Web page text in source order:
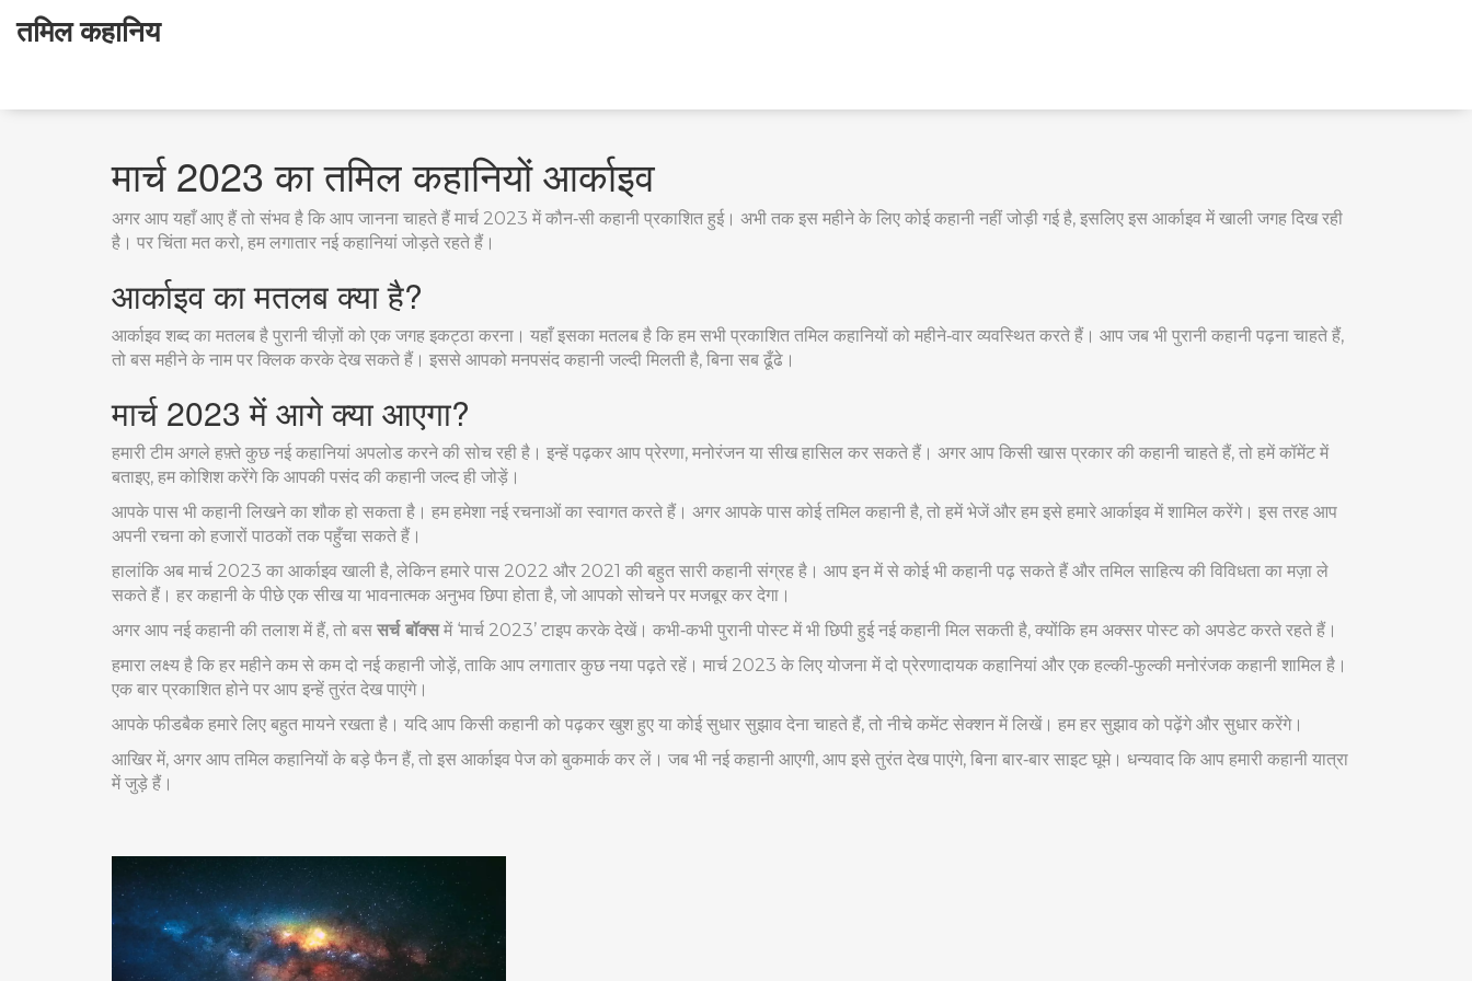
तमिल कहानिय
मार्च 2023 का तमिल कहानियों आर्काइव
अगर आप यहाँ आए हैं तो संभव है कि आप जानना चाहते हैं मार्च 2023 में कौन‑सी कहानी प्रकाशित हुई। अभी तक इस महीने के लिए कोई कहानी नहीं जोड़ी गई है, इसलिए इस आर्काइव में खाली जगह दिख रही
है। पर चिंता मत करो, हम लगातार नई कहानियां जोड़ते रहते हैं।
आर्काइव का मतलब क्या है?
आर्काइव शब्द का मतलब है पुरानी चीज़ों को एक जगह इकट्ठा करना। यहाँ इसका मतलब है कि हम सभी प्रकाशित तमिल कहानियों को महीने‑वार व्यवस्थित करते हैं। आप जब भी पुरानी कहानी पढ़ना चाहते हैं,
तो बस महीने के नाम पर क्लिक करके देख सकते हैं। इससे आपको मनपसंद कहानी जल्दी मिलती है, बिना सब ढूँढे।
मार्च 2023 में आगे क्या आएगा?
हमारी टीम अगले हफ़्ते कुछ नई कहानियां अपलोड करने की सोच रही है। इन्हें पढ़कर आप प्रेरणा, मनोरंजन या सीख हासिल कर सकते हैं। अगर आप किसी खास प्रकार की कहानी चाहते हैं, तो हमें कॉमेंट में
बताइए, हम कोशिश करेंगे कि आपकी पसंद की कहानी जल्द ही जोड़ें।
आपके पास भी कहानी लिखने का शौक हो सकता है। हम हमेशा नई रचनाओं का स्वागत करते हैं। अगर आपके पास कोई तमिल कहानी है, तो हमें भेजें और हम इसे हमारे आर्काइव में शामिल करेंगे। इस तरह आप
अपनी रचना को हजारों पाठकों तक पहुँचा सकते हैं।
हालांकि अब मार्च 2023 का आर्काइव खाली है, लेकिन हमारे पास 2022 और 2021 की बहुत सारी कहानी संग्रह है। आप इन में से कोई भी कहानी पढ़ सकते हैं और तमिल साहित्य की विविधता का मज़ा ले
सकते हैं। हर कहानी के पीछे एक सीख या भावनात्मक अनुभव छिपा होता है, जो आपको सोचने पर मजबूर कर देगा।
अगर आप नई कहानी की तलाश में हैं, तो बस सर्च बॉक्समें ‘मार्च 2023’ टाइप करके देखें। कभी‑कभी पुरानी पोस्ट में भी छिपी हुई नई कहानी मिल सकती है, क्योंकि हम अक्सर पोस्ट को अपडेट करते रहते हैं।
हमारा लक्ष्य है कि हर महीने कम से कम दो नई कहानी जोड़ें, ताकि आप लगातार कुछ नया पढ़ते रहें। मार्च 2023 के लिए योजना में दो प्रेरणादायक कहानियां और एक हल्की‑फुल्की मनोरंजक कहानी शामिल है।
एक बार प्रकाशित होने पर आप इन्हें तुरंत देख पाएंगे।
आपके फीडबैक हमारे लिए बहुत मायने रखता है। यदि आप किसी कहानी को पढ़कर खुश हुए या कोई सुधार सुझाव देना चाहते हैं, तो नीचे कमेंट सेक्शन में लिखें। हम हर सुझाव को पढ़ेंगे और सुधार करेंगे।
आखिर में, अगर आप तमिल कहानियों के बड़े फैन हैं, तो इस आर्काइव पेज को बुकमार्क कर लें। जब भी नई कहानी आएगी, आप इसे तुरंत देख पाएंगे, बिना बार‑बार साइट घूमे। धन्यवाद कि आप हमारी कहानी यात्रा
में जुड़े हैं।